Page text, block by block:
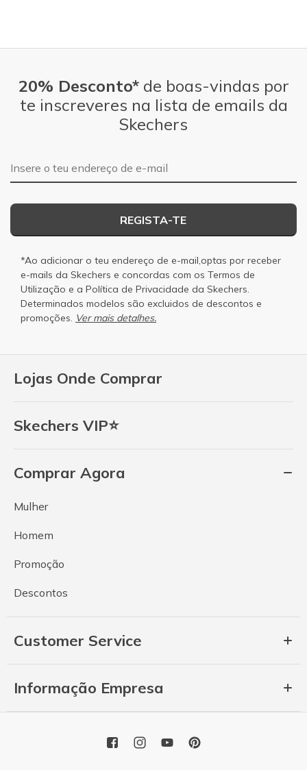
Lojas Onde Comprar
Skechers VIP⭐
Comprar Agora
Mulher
Homem
Promoção
Descontos
Customer Service
Informação Empresa
20% Desconto*de boas-vindas por
te inscreveres na lista de emails da
Skechers
Endereço de e-mail
REGISTA-TE
*Ao adicionar o teu endereço de e-mail,optas por receber
e-mails da Skechers e concordas com os Termos de
Utilização e a Política de Privacidade da Skechers.
Determinados modelos são excluidos de descontos e
promoções. Ver mais detalhes.